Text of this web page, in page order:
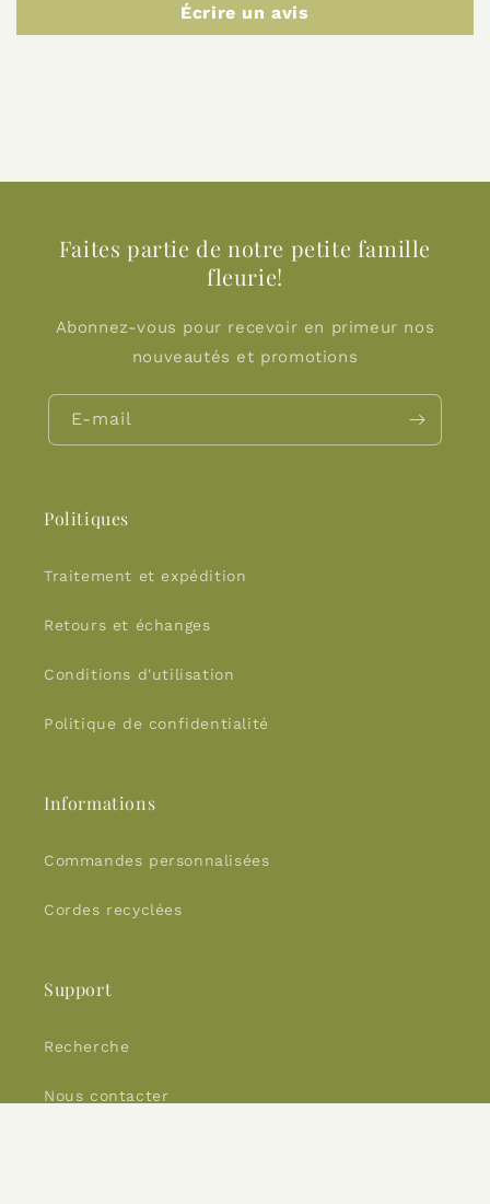
Écrire un avis
Faites partie de notre petite famille
fleurie!
Abonnez-vous pour recevoir en primeur nos
nouveautés et promotions
E-mail
Politiques
Traitement et expédition
Retours et échanges
Conditions d'utilisation
Politique de confidentialité
Informations
Commandes personnalisées
Cordes recyclées
Support
Recherche
Nous contacter